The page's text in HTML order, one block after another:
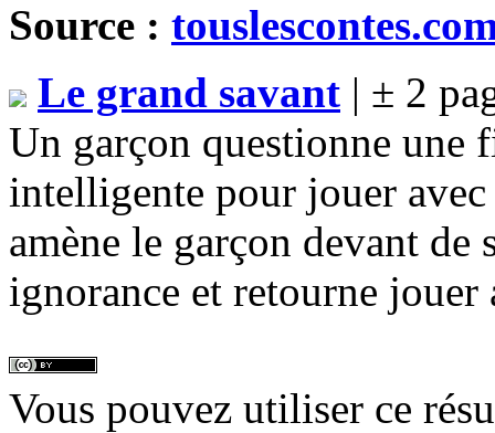
Source :
Le grand savant | ± 2
Un garçon questionne une
intelligente pour jouer
amène le garçon devant
ignorance et retourne jouer
Vous pouvez utiliser ce